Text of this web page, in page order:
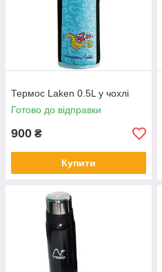
Термос Laken 0.5L у чохлі
Готово до відправки
900 ₴
Купити